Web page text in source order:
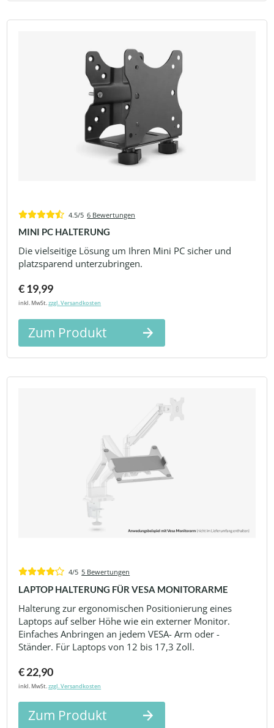
4.5/5 6 Bewertungen
MINI PC HALTERUNG
Die vielseitige Lösung um Ihren Mini PC sicher und
platzsparend unterzubringen.
€ 19,99
inkl. MwSt.zzgl. Versandkosten
Zum Produkt
4/5 5 Bewertungen
LAPTOP HALTERUNG FÜR VESA MONITORARME
Halterung zur ergonomischen Positionierung eines
Laptops auf selber Höhe wie ein externer Monitor.
Einfaches Anbringen an jedem VESA- Arm oder -
Ständer. Für Laptops von 12 bis 17,3 Zoll.
€ 22,90
inkl. MwSt.zzgl. Versandkosten
Zum Produkt